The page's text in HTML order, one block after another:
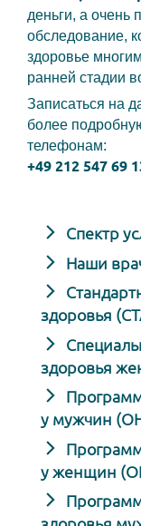
деньги, а очень
обследование,
здоровье
ранней стадии
Записаться на
более
телефонам:
+49 212 547 69
Спектр
Наши
здоровья
здоровья
у мужчин
у женщин